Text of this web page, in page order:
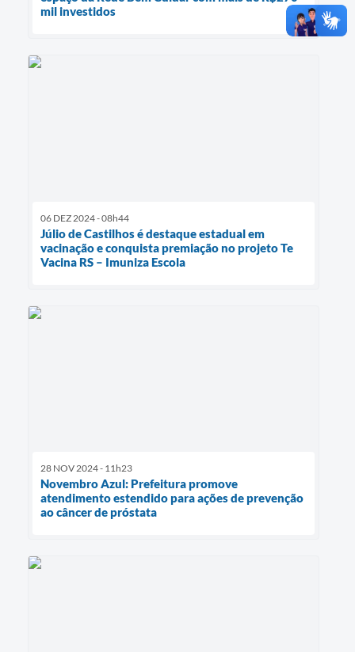
mil investidos
06 DEZ 2024 - 08h44
Júlio de Castilhos é destaque estadual em
vacinação e conquista premiação no projeto Te
Vacina RS – Imuniza Escola
28 NOV 2024 - 11h23
Novembro Azul: Prefeitura promove
atendimento estendido para ações de prevenção
ao câncer de próstata